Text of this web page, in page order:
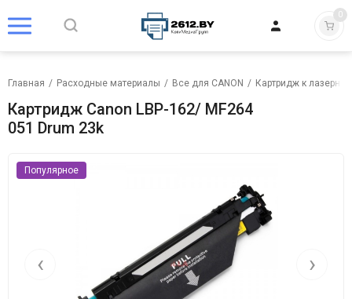
0
Главная / Расходные материалы / Все для CANON / Картридж к
Картридж Canon LBP-162/ MF264
051 Drum 23k
Популярное
‹ ›